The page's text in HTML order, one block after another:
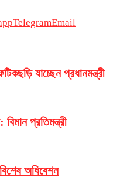
TelegramEmail
যাচ্ছেন প্রধানমন্ত্রী
প্রতিমন্ত্রী
অধিবেশন